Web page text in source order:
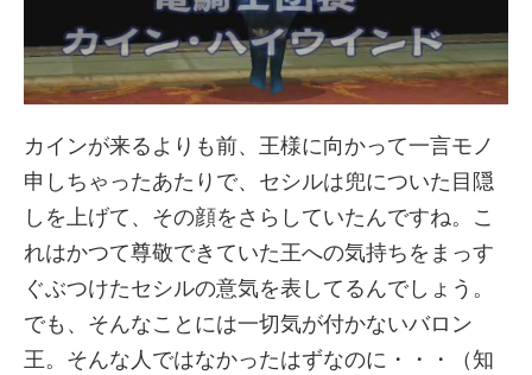
カインが来るよりも前、王様に向かって一言モノ
申しちゃったあたりで、セシルは兜についた目隠
しを上げて、その顔をさらしていたんですね。こ
れはかつて尊敬できていた王への気持ちをまっす
ぐぶつけたセシルの意気を表してるんでしょう。
でも、そんなことには一切気が付かないバロン
王。そんな人ではなかったはずなのに・・・（知